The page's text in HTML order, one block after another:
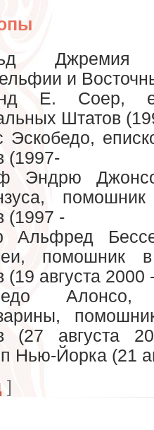
Джремия
и
Е. Соер,
Штатов
Эскобедо,
(1997-
Эндрю
(1997 -
Альфред
помошник
(19 августа 2000
Алонсо,
(27 августа
Нью-Йорка (21
]